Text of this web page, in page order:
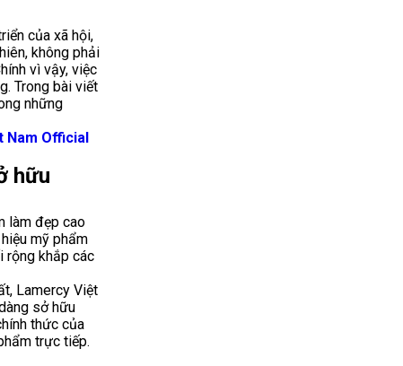
của xã hội,
không phải
vì vậy, việc
Trong bài viết
những
Nam Official
hữu
làm đẹp cao
mỹ phẩm
rộng khắp các
Lamercy Việt
sở hữu
thức của
trực tiếp.